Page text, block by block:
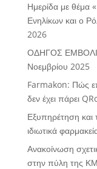
Ημερίδα με θέμα
Ενηλίκων και ο
2026
ΟΔΗΓΟΣ
Νοεμβρίου 2025
Farmakon: Πώς
δεν έχει πάρει
Εξυπηρέτηση
ιδιωτικά
Ανακοίνωση
στην πύλη της